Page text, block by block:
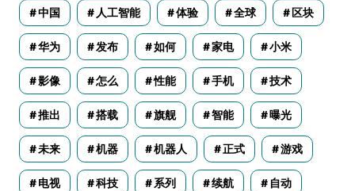
中国 人工智能 体验 全球 区块
华为 发布 如何 家电 小米
影像 怎么 性能 手机 技术
推出 搭载 旗舰 智能 曝光
未来 机器 机器人 正式 游戏
电视 科技 系列 续航 自动